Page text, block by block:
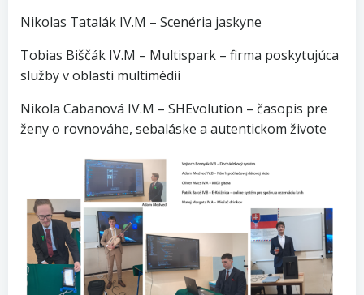
Nikolas Tatalák IV.M – Scenéria jaskyne
Tobias Biščák IV.M – Multispark – firma poskytujúca
služby v oblasti multimédií
Nikola Cabanová IV.M – SHEvolution – časopis pre
ženy o rovnováhe, sebaláske a autentickom živote